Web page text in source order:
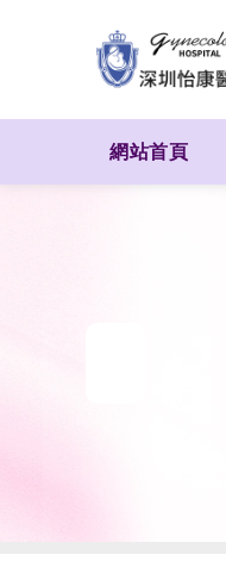
網站首頁